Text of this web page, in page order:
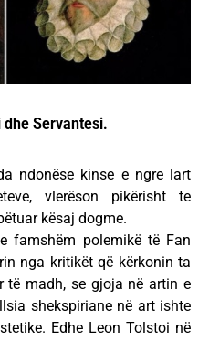
Servantesi.
ndonëse kinse e ngre lart
vlerëson pikërisht te
kësaj dogme.
famshëm polemikë të Fan
nga kritikët që kërkonin ta
të madh, se gjoja në artin e
shekspiriane në art ishte
Edhe Leon Tolstoi në